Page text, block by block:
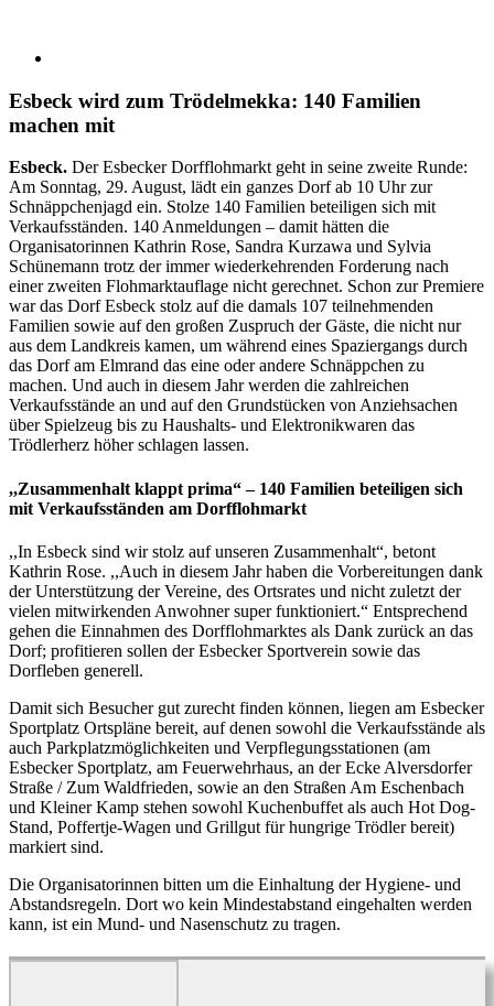
Esbeck wird zum Trödelmekka: 140 Familien
machen mit
Esbeck. Der Esbecker Dorfflohmarkt geht in seine zweite Runde:
Am Sonntag, 29. August, lädt ein ganzes Dorf ab 10 Uhr zur
Schnäppchenjagd ein. Stolze 140 Familien beteiligen sich mit
Verkaufsständen. 140 Anmeldungen – damit hätten die
Organisatorinnen Kathrin Rose, Sandra Kurzawa und Sylvia
Schünemann trotz der immer wiederkehrenden Forderung nach
einer zweiten Flohmarktauflage nicht gerechnet. Schon zur Premiere
war das Dorf Esbeck stolz auf die damals 107 teilnehmenden
Familien sowie auf den großen Zuspruch der Gäste, die nicht nur
aus dem Landkreis kamen, um während eines Spaziergangs durch
das Dorf am Elmrand das eine oder andere Schnäppchen zu
machen. Und auch in diesem Jahr werden die zahlreichen
Verkaufsstände an und auf den Grundstücken von Anziehsachen
über Spielzeug bis zu Haushalts- und Elektronikwaren das
Trödlerherz höher schlagen lassen.
,,Zusammenhalt klappt prima“ – 140 Familien beteiligen sich
mit Verkaufsständen am Dorfflohmarkt
,,In Esbeck sind wir stolz auf unseren Zusammenhalt“, betont
Kathrin Rose. ,,Auch in diesem Jahr haben die Vorbereitungen dank
der Unterstützung der Vereine, des Ortsrates und nicht zuletzt der
vielen mitwirkenden Anwohner super funktioniert.“ Entsprechend
gehen die Einnahmen des Dorfflohmarktes als Dank zurück an das
Dorf; profitieren sollen der Esbecker Sportverein sowie das
Dorfleben generell.
Damit sich Besucher gut zurecht finden können, liegen am Esbecker
Sportplatz Ortspläne bereit, auf denen sowohl die Verkaufsstände als
auch Parkplatzmöglichkeiten und Verpflegungsstationen (am
Esbecker Sportplatz, am Feuerwehrhaus, an der Ecke Alversdorfer
Straße / Zum Waldfrieden, sowie an den Straßen Am Eschenbach
und Kleiner Kamp stehen sowohl Kuchenbuffet als auch Hot Dog-
Stand, Poffertje-Wagen und Grillgut für hungrige Trödler bereit)
markiert sind.
Die Organisatorinnen bitten um die Einhaltung der Hygiene- und
Abstandsregeln. Dort wo kein Mindestabstand eingehalten werden
kann, ist ein Mund- und Nasenschutz zu tragen.